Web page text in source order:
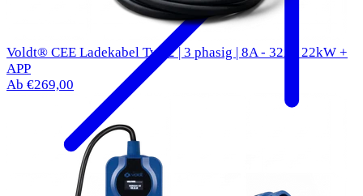
Voldt® CEE Ladekabel Typ 2 | 3 phasig | 8A - 32A | 22kW +
APP
Ab €269,00